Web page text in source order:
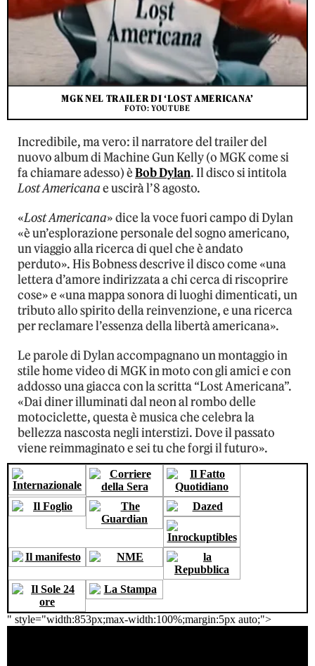
MGK NEL TRAILER DI ‘LOST AMERICANA’
FOTO: YOUTUBE
Incredibile, ma vero: il narratore del trailer del
nuovo album di Machine Gun Kelly (o MGK come si
fa chiamare adesso) èBob Dylan. Il disco si intitola
Lost Americanae uscirà l’8 agosto.
«Lost Americana» dice la voce fuori campo di Dylan
«è un’esplorazione personale del sogno americano,
un viaggio alla ricerca di quel che è andato
perduto». His Bobness descrive il disco come «una
lettera d’amore indirizzata a chi cerca di riscoprire
cose» e «una mappa sonora di luoghi dimenticati, un
tributo allo spirito della reinvenzione, e una ricerca
per reclamare l’essenza della libertà americana».
Le parole di Dylan accompagnano un montaggio in
stile home video di MGK in moto con gli amici e con
addosso una giacca con la scritta “Lost Americana”.
«Dai diner illuminati dal neon al rombo delle
motociclette, questa è musica che celebra la
bellezza nascosta negli interstizi. Dove il passato
viene reimmaginato e sei tu che forgi il futuro».
" style="width:853px;max-width:100%;margin:5px auto;">